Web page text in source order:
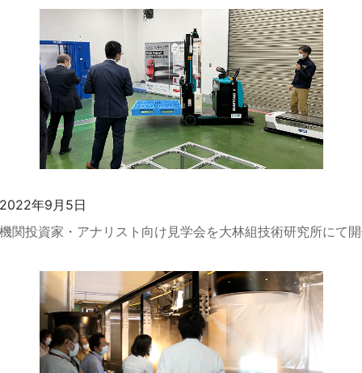
2022年9月5日
機関投資家・アナリスト向け見学会を大林組技術研究所にて